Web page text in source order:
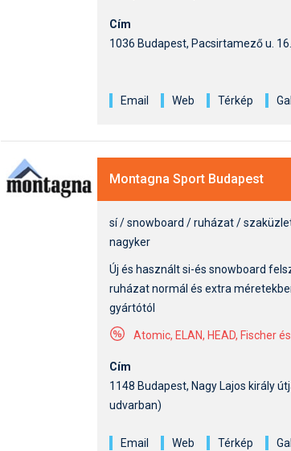
Cím
1036 Budapest, Pacsirtamező u. 16.
Email Web Térkép
Montagna Sport Budapest
sí / snowboard / ruházat /
nagyker
Új és használt si-és snowboard
ruházat normál és extra
gyártótól
Atomic, ELAN, HEAD, Fischer
Cím
1148 Budapest, Nagy Lajos király
udvarban)
Email Web Térkép